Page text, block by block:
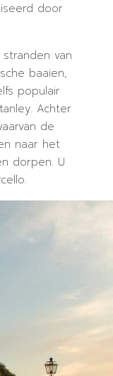
door
van
baaien,
populair
Achter
de
naar het
dorpen. U